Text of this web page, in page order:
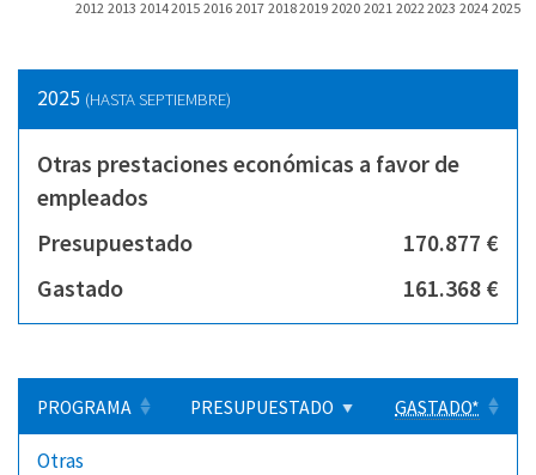
2012 2013 20142015 2016 2017 20182019 2020 2021 2022 2023 2024 2025
2025 (HASTA SEPTIEMBRE)
Otras prestaciones económicas a favor de
empleados
Presupuestado
170.877 €
Gastado
161.368 €
PROGRAMA PRESUPUESTADO GASTADO*
Otras